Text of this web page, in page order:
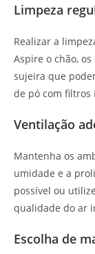
Limpeza
Realizar a
Aspire o chão,
sujeira que
de pó com filtros
Ventilação
Mantenha os
umidade e a
possível ou
qualidade do ar
Escolha de